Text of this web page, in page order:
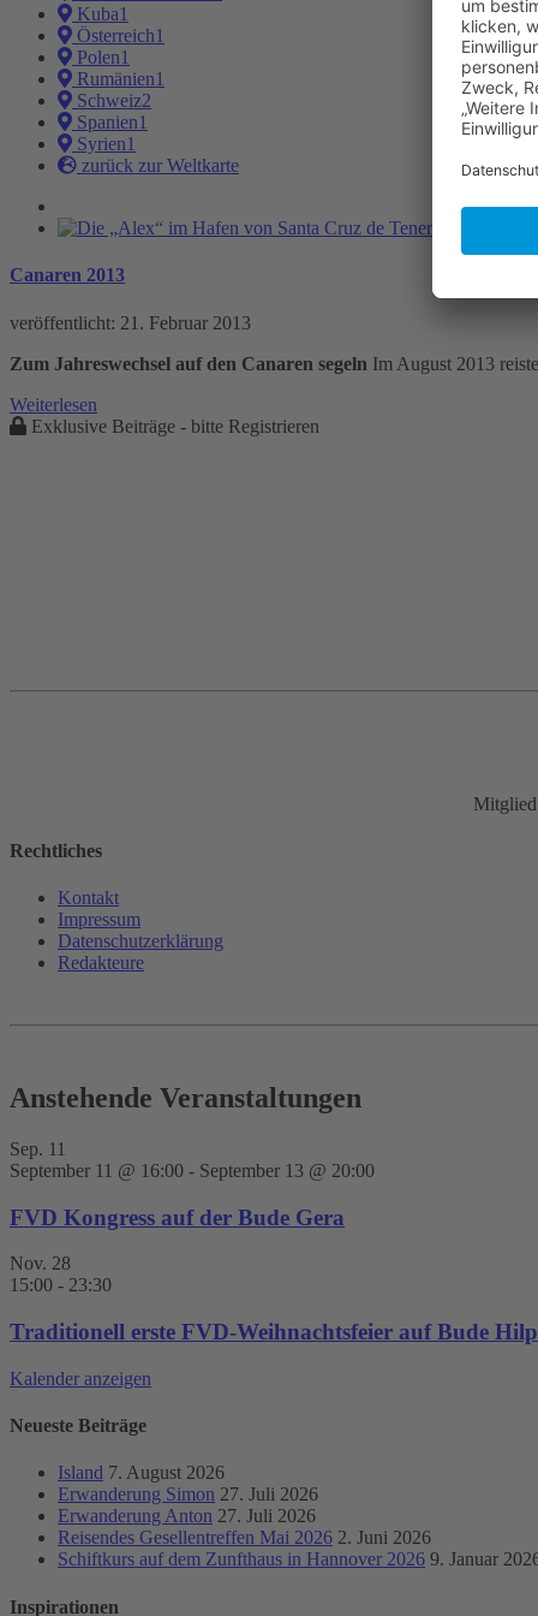
Kuba1
Österreich1
Polen1
Rumänien1
Schweiz2
Spanien1
Syrien1
zurück zur Weltkarte
Canaren 2013
veröffentlicht: 21. Februar 2013
Zum Jahreswechsel auf den Canaren segeln Im August 2013
Weiterlesen
Exklusive Beiträge - bitte Registrieren
Mitglied
Rechtliches
Kontakt
Impressum
Datenschutz­erklärung
Redakteure
Anstehende Veranstaltungen
Sep. 11
September 11 @ 16:00 - September 13 @ 20:00
FVD Kongress auf der Bude Gera
Nov. 28
15:00 - 23:30
Traditionell erste FVD-Weihnachtsfeier auf Bude
Kalender anzeigen
Neueste Beiträge
Island 7. August 2026
Erwanderung Simon 27. Juli 2026
Erwanderung Anton 27. Juli 2026
Reisendes Gesellentreffen Mai 2026 2. Juni 2026
Schiftkurs auf dem Zunfthaus in Hannover 2026 9. Januar
Inspirationen